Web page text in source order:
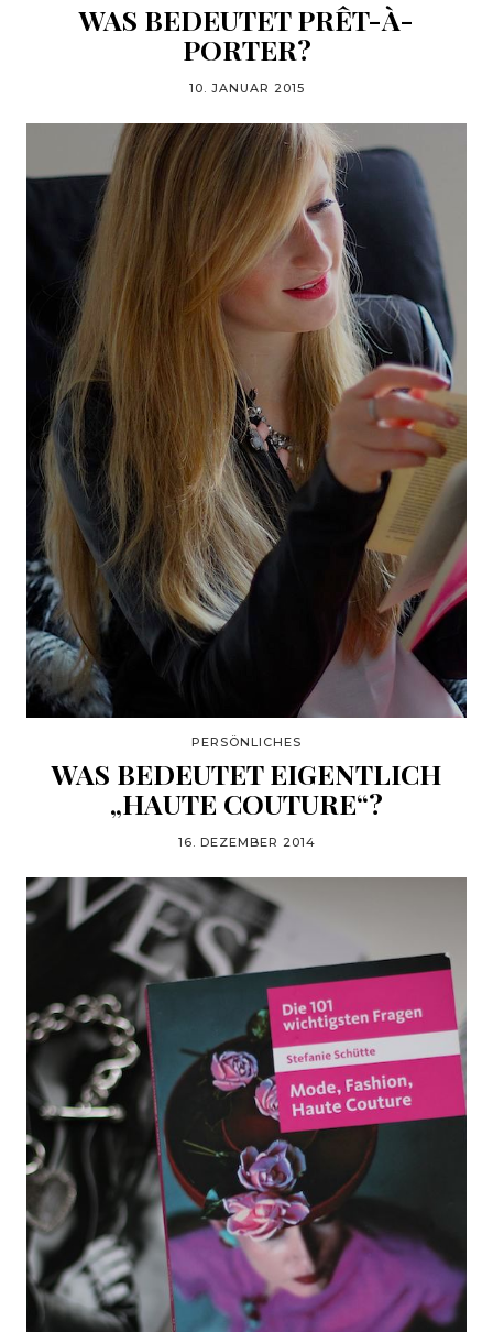
WAS BEDEUTET PRÊT-À-
PORTER?
10. JANUAR 2015
PERSÖNLICHES
WAS BEDEUTET EIGENTLICH
„HAUTE COUTURE“?
16. DEZEMBER 2014